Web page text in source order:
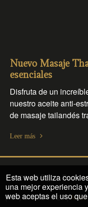
Nuevo Masaje
esenciales
Disfruta de un
nuestro aceite anti-
de masaje tailandés
Leer más
© 2026. All Rights
(+34) 610 32 76 23 |
Esta web utiliza
una mejor experiencia
web aceptas el uso